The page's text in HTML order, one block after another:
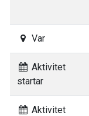
Var
Aktivitet
startar
Aktivitet